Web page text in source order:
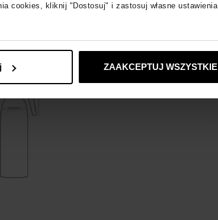
cookies, kliknij "Dostosuj" i zastosuj własne ustawienia
ZAAKCEPTUJ WSZYSTKIE